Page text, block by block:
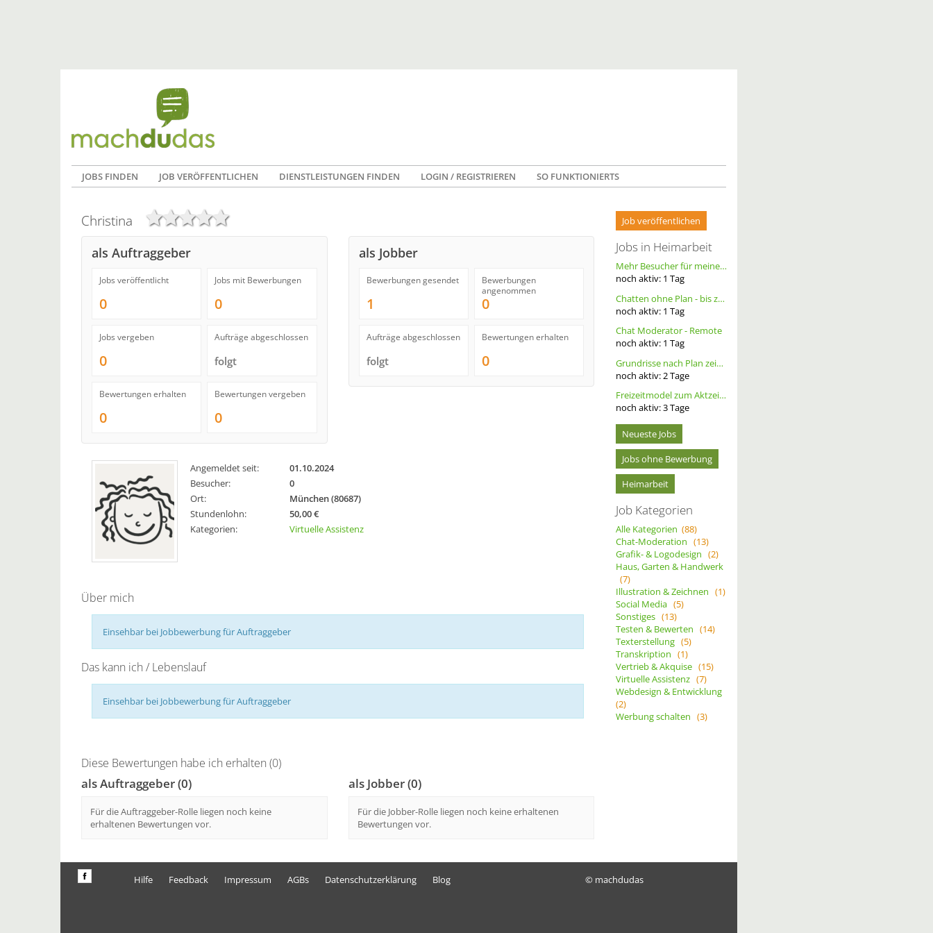
JOBS FINDEN JOB VERÖFFENTLICHEN DIENSTLEISTUNGEN FINDEN LOGIN / REGISTRIEREN SO FUNKTIONIERTS
Christina
als Auftraggeber
Jobs veröffentlicht
0
Jobs mit Bewerbungen
0
Jobs vergeben
0
Aufträge abgeschlossen
folgt
Bewertungen erhalten
0
Bewertungen vergeben
0
als Jobber
Bewerbungen gesendet
1
Bewerbungen
angenommen
0
Aufträge abgeschlossen
folgt
Bewertungen erhalten
0
Angemeldet seit:
01.10.2024
Besucher:
0
Ort:
München (80687)
Stundenlohn:
50,00 €
Kategorien:
Virtuelle Assistenz
Über mich
Einsehbar bei Jobbewerbung für Auftraggeber
Das kann ich / Lebenslauf
Einsehbar bei Jobbewerbung für Auftraggeber
Diese Bewertungen habe ich erhalten (0)
als Auftraggeber (0)
Für die Auftraggeber-Rolle liegen noch keine
erhaltenen Bewertungen vor.
als Jobber (0)
Für die Jobber-Rolle liegen noch keine erhaltenen
Bewertungen vor.
Job veröffentlichen
Jobs in Heimarbeit
Mehr Besucher für meine Homepage. Alternative Werbung.
noch aktiv: 1 Tag
Chatten ohne Plan - bis zu 20 Ct. pro Out – ortsunabhängig - wöchentliche Auszahlung
noch aktiv: 1 Tag
Chat Moderator - Remote
noch aktiv: 1 Tag
Grundrisse nach Plan zeichnen
noch aktiv: 2Tage
Freizeitmodel zum Aktzeichnen/- Fotografie gesucht, tfp
noch aktiv:3Tage
Neueste Jobs
Jobs ohne Bewerbung
Heimarbeit
Job Kategorien
Alle Kategorien (88)
Chat-Moderation (13)
Grafik- & Logodesign (2)
Haus, Garten & Handwerk
(7)
Illustration & Zeichnen (1)
Social Media (5)
Sonstiges (13)
Testen & Bewerten (14)
Texterstellung (5)
Transkription (1)
Vertrieb & Akquise (15)
Virtuelle Assistenz (7)
Webdesign & Entwicklung
(2)
Werbung schalten (3)
Hilfe Feedback Impressum AGBs Datenschutzerklärung Blog © machdudas